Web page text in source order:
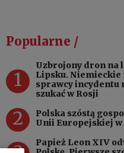
Popularne /
1
Uzbrojony dron na
Lipsku. Niemieckie
sprawcy incydentu
szukać w Rosji
2
Polska szóstą
Unii Europejskiej w
Papież Leon XIV